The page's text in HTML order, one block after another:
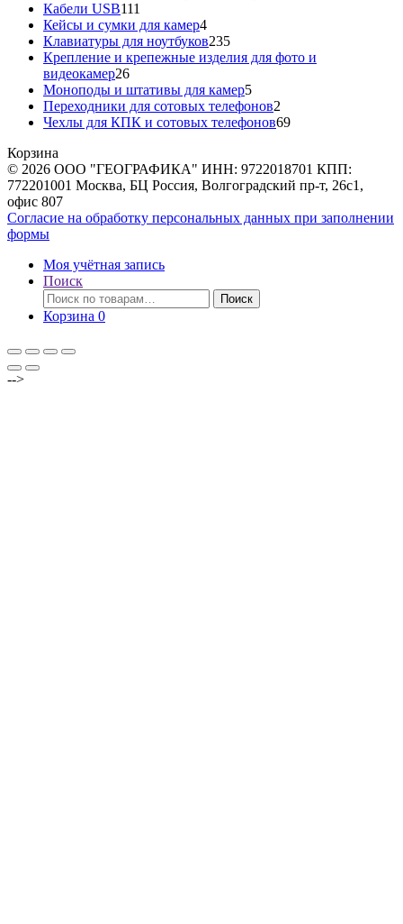
Кабели USB111
товаров
Кейсы и сумки для камер44
товара
Клавиатуры для ноутбуков235235
товаров
Крепление и крепежные изделия для фото и
видеокамер2626
товаров
Моноподы и штативы для камер55
товаров
Переходники для сотовых телефонов2
товара
Чехлы для КПК и сотовых телефонов6969
Корзина
© 2026 ООО "ГЕОГРАФИКА" ИНН: 9722018701 КПП:
772201001 Москва, БЦ Россия, Волгоградский пр-т, 26с1,
офис 807
Согласие на обработку персональных данных при заполнении
формы
Моя учётная запись
Поиск
Искать:
Поиск
Корзина 0
-->